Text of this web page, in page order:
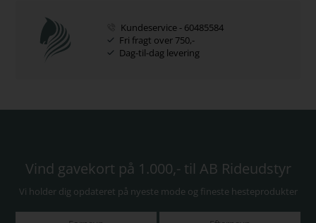
Kundeservice - 60485584
Fri fragt over 750,-
Dag-til-dag levering
Vind gavekort på 1.000,- til AB Rideudstyr
Vi holder dig opdateret på nyeste mode og fineste hesteprodukter